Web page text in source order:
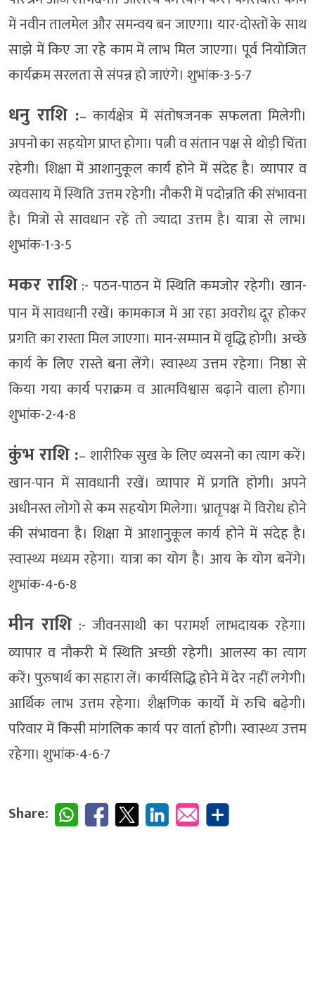
में नवीन तालमेल और समन्वय बन जाएगा। यार-दोस्तों के साथ
साझे में किए जा रहे काम में लाभ मिल जाएगा। पूर्व नियोजित
कार्यक्रम सरलता से संपन्न हो जाएंगे। शुभांक-3-5-7
धनु राशि :– कार्यक्षेत्र में संतोषजनक सफलता मिलेगी।
अपनों का सहयोग प्राप्त होगा। पत्नी व संतान पक्ष से थोड़ी चिंता
रहेगी। शिक्षा में आशानुकूल कार्य होने में संदेह है। व्यापार व
व्यवसाय में स्थिति उत्तम रहेगी। नौकरी में पदोन्नति की संभावना
है। मित्रों से सावधान रहें तो ज्यादा उत्तम है। यात्रा से लाभ।
शुभांक-1-3-5
मकर राशि:- पठन-पाठन में स्थिति कमजोर रहेगी। खान-
पान में सावधानी रखें। कामकाज में आ रहा अवरोध दूर होकर
प्रगति का रास्ता मिल जाएगा। मान-सम्मान में वृद्धि होगी। अच्छे
कार्य के लिए रास्ते बना लेंगे। स्वास्थ्य उत्तम रहेगा। निष्ठा से
किया गया कार्य पराक्रम व आत्मविश्वास बढ़ाने वाला होगा।
शुभांक-2-4-8
कुंभ राशि :– शारीरिक सुख के लिए व्यसनों का त्याग करें।
खान-पान में सावधानी रखें। व्यापार में प्रगति होगी। अपने
अधीनस्त लोगों से कम सहयोग मिलेगा। भ्रातृपक्ष में विरोध होने
की संभावना है। शिक्षा में आशानुकूल कार्य होने में संदेह है।
स्वास्थ्य मध्यम रहेगा। यात्रा का योग है। आय के योग बनेंगे।
शुभांक-4-6-8
मीन राशि :- जीवनसाथी का परामर्श लाभदायक रहेगा।
व्यापार व नौकरी में स्थिति अच्छी रहेगी। आलस्य का त्याग
करें। पुरुषार्थ का सहारा लें। कार्यसिद्धि होने में देर नहीं लगेगी।
आर्थिक लाभ उत्तम रहेगा। शैक्षणिक कार्यों में रुचि बढ़ेगी।
परिवार में किसी मांगलिक कार्य पर वार्ता होगी। स्वास्थ्य उत्तम
रहेगा। शुभांक-4-6-7
Share: